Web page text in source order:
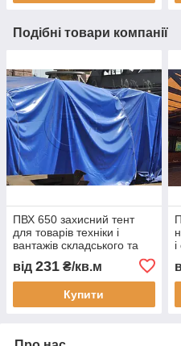
Подібні товари компанії
ПВХ 650 захисний тент
для товарів техніки і
вантажів складського та
накриття від дощу снігу і
сонця
від 231 ₴/кв.м
Купити